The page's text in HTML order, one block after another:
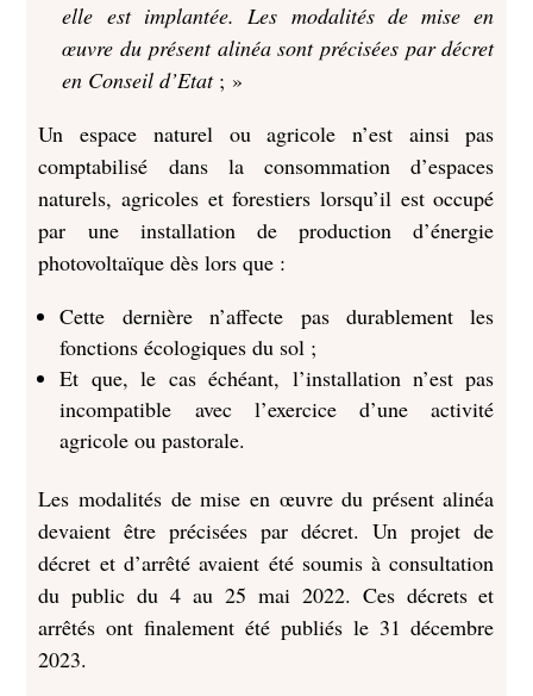
elle est implantée. Les modalités de mise en
œuvre du présent alinéa sont précisées par décret
en Conseil d’Etat; »
Un espace naturel ou agricole n’est ainsi pas
comptabilisé dans la consommation d’espaces
naturels, agricoles et forestiers lorsqu’il est occupé
par une installation de production d’énergie
photovoltaïque dès lors que :
Cette dernière n’affecte pas durablement les
fonctions écologiques du sol ;
Et que, le cas échéant, l’installation n’est pas
incompatible avec l’exercice d’une activité
agricole ou pastorale.
Les modalités de mise en œuvre du présent alinéa
devaient être précisées par décret. Un projet de
décret et d’arrêté avaient été soumis à consultation
du public du 4 au 25 mai 2022. Ces décrets et
arrêtés ont finalement été publiés le 31 décembre
2023.